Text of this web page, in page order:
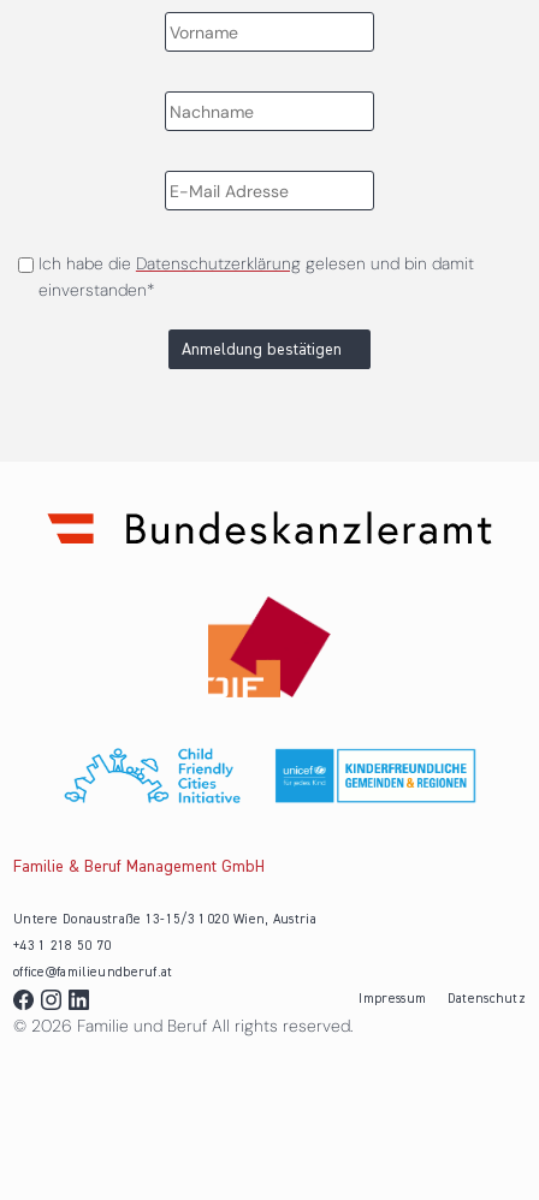
Ich habe die Datenschutzerklärunggelesen und bin damit
einverstanden*
Anmeldung bestätigen
Familie & Beruf Management GmbH
Untere Donaustraße 13-15/3 1020 Wien, Austria
+43 1 218 50 70
office@familieundberuf.at
Impressum
Datenschutz
© 2026 Familie und Beruf All rights reserved.